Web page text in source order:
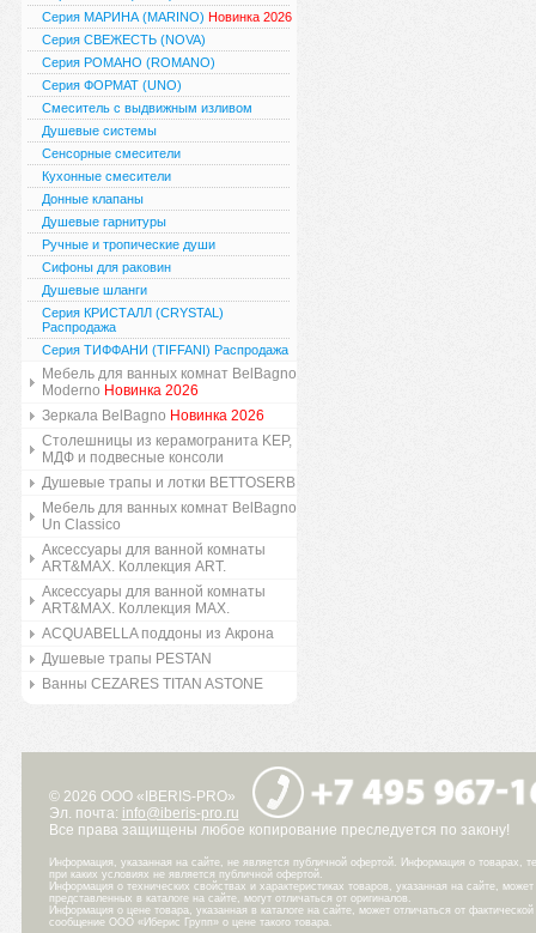
Серия МАРИНА (MARINO) Новинка 2026
Серия СВЕЖЕСТЬ (NOVA)
Серия РОМАНО (ROMANO)
Серия ФОРМАТ (UNO)
Смеситель с выдвижным изливом
Душевые системы
Сенсорные смесители
Кухонные смесители
Донные клапаны
Душевые гарнитуры
Ручные и тропические души
Сифоны для раковин
Душевые шланги
Серия КРИСТАЛЛ (CRYSTAL)
Распродажа
Серия ТИФФАНИ (TIFFANI) Распродажа
Мебель для ванных комнат BelBagno
Moderno Новинка 2026
Зеркала BelBagno Новинка 2026
Столешницы из керамогранита KEP,
МДФ и подвесные консоли
Душевые трапы и лотки BETTOSERB
Мебель для ванных комнат BelBagno
Un Classico
Аксессуары для ванной комнаты
ART&MAX. Коллекция ART.
Аксессуары для ванной комнаты
ART&MAX. Коллекция MAX.
ACQUABELLA поддоны из Акрона
Душевые трапы PESTAN
Ванны CEZARES TITAN ASTONE
© 2026 ООО «IBERIS-PRO»
Эл. почта: info@iberis-pro.ru
Все права защищены любое копирование преследуется по закону!
Информация, указанная на сайте, не является публичной офертой. Информация о товарах,
при каких условиях не является публичной офертой.
Информация о технических свойствах и характеристиках товаров, указанная на сайте,
представленных в каталоге на сайте, могут отличаться от оригиналов.
Информация о цене товара, указанная в каталоге на сайте, может отличаться от
сообщение ООО «Иберис Групп» о цене такого товара.